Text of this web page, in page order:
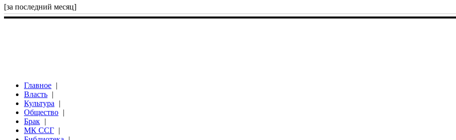
[за последний месяц]
Главное |
Власть |
Культура
|
Общество |
Брак |
МК ССГ |